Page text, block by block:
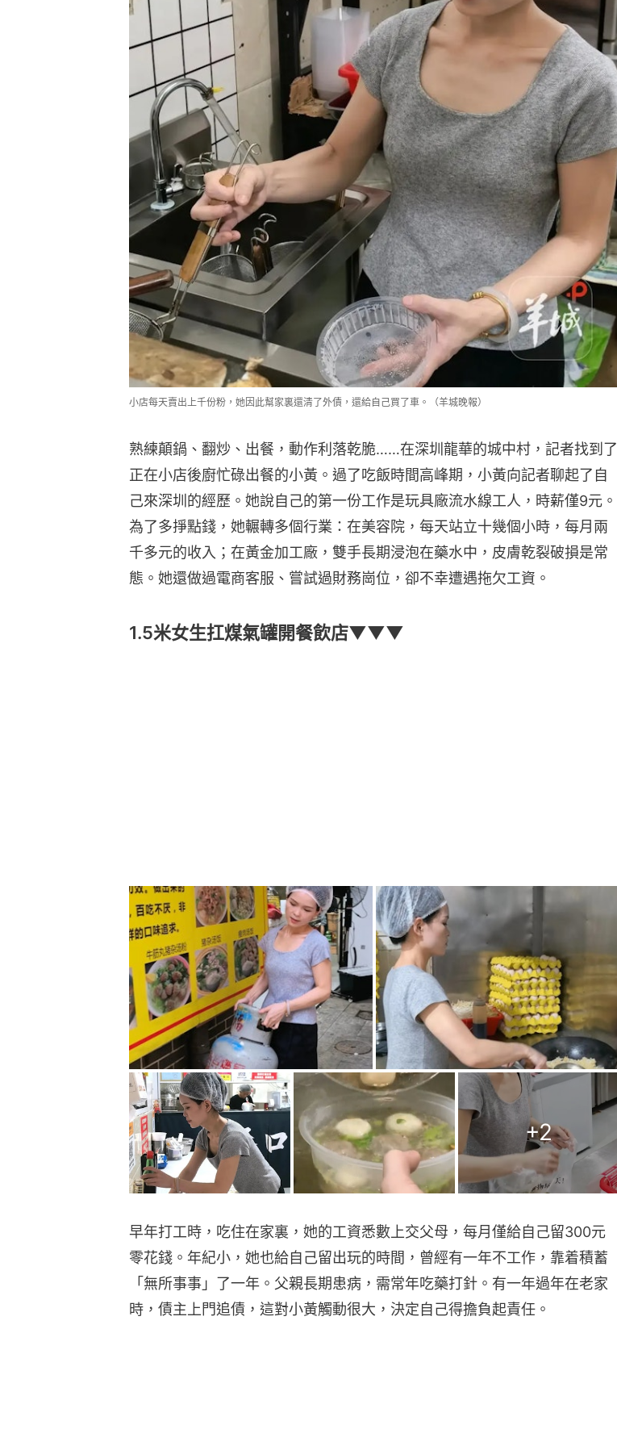
小店每天賣出上千份粉，她因此幫家裏還清了外債，還給自己買了車。（羊城晚報）
熟練顛鍋、翻炒、出餐，動作利落乾脆……在深圳龍華的城中村，記者找到了
正在小店後廚忙碌出餐的小黃。過了吃飯時間高峰期，小黃向記者聊起了自
己來深圳的經歷。她說自己的第一份工作是玩具廠流水線工人，時薪僅9元。
為了多掙點錢，她輾轉多個行業：在美容院，每天站立十幾個小時，每月兩
千多元的收入；在黃金加工廠，雙手長期浸泡在藥水中，皮膚乾裂破損是常
態。她還做過電商客服、嘗試過財務崗位，卻不幸遭遇拖欠工資。
1.5米女生扛煤氣罐開餐飲店▼▼▼
+2
早年打工時，吃住在家裏，她的工資悉數上交父母，每月僅給自己留300元
零花錢。年紀小，她也給自己留出玩的時間，曾經有一年不工作，靠着積蓄
「無所事事」了一年。父親長期患病，需常年吃藥打針。有一年過年在老家
時，債主上門追債，這對小黃觸動很大，決定自己得擔負起責任。